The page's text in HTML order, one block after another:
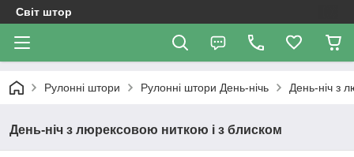
Світ штор
Рулонні штори Рулоннi штори День-нiчь День-ніч з
День-ніч з люрексовою ниткою і з блиском